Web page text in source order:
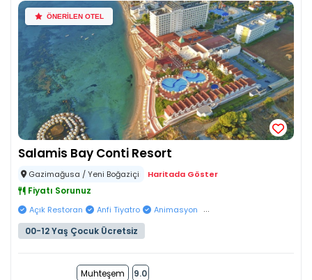
ÖNERİLEN OTEL
Salamis Bay Conti Resort
Gazimağusa / Yeni Boğaziçi Haritada Göster
Fiyatı Sorunuz
Açık Restoran Anfi Tiyatro Animasyon ...
00-12 Yaş Çocuk Ücretsiz
Muhteşem 9.0